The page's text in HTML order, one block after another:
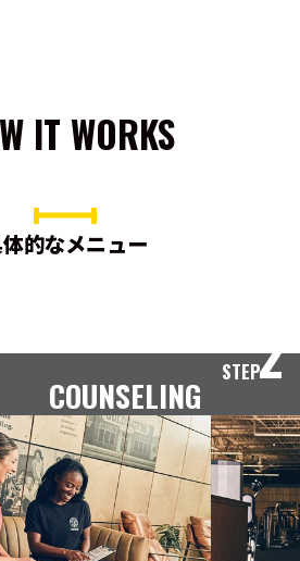
IT WORKS
的なメニュー
COUNSELING
STEP2